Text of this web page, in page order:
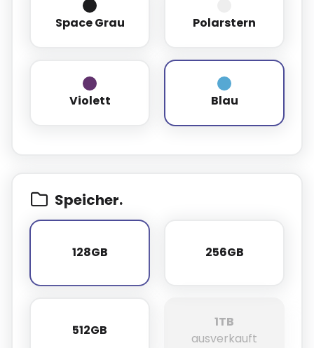
Space Grau
Space Grau Polarstern
Polarstern
Violett
Violett Blau
Blau
Speicher.
128GB
128GB 256GB
256GB
512GB
512GB
1TB
ausverkauft
1TB